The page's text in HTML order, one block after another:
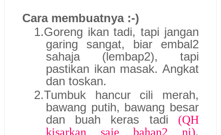
Cara membuatnya :-)
1.Goreng ikan tadi, tapi jangan
garing sangat, biar embal2
sahaja (lembap2), tapi
pastikan ikan masak. Angkat
dan toskan.
2.Tumbuk hancur cili merah,
bawang putih, bawang besar
dan buah keras tadi (QH
kisarkan saje bahan2 ni).